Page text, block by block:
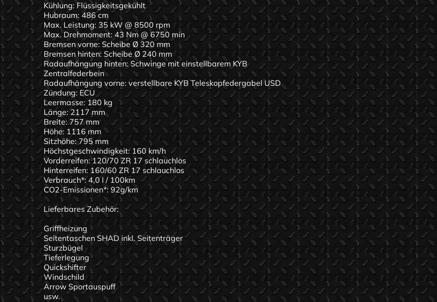
Kühlung: Flüssigkeitsgekühlt
Hubraum: 486 cm
Max. Leistung: 35 kW @ 8500 rpm
Max. Drehmoment: 43 Nm @ 6750 min
Bremsen vorne: Scheibe Ø 320 mm
Bremsen hinten: Scheibe Ø 240 mm
Radaufhängung hinten: Schwinge mit einstellbarem KYB
Zentralfederbein
Radaufhängung vorne: verstellbare KYB Teleskopfedergabel USD
Zündung: ECU
Leermasse: 180 kg
Länge: 2117 mm
Breite: 757 mm
Höhe: 1116 mm
Sitzhöhe: 795 mm
Höchstgeschwindigkeit: 160 km/h
Vorderreifen: 120/70 ZR 17 schlauchlos
Hinterreifen: 160/60 ZR 17 schlauchlos
Verbrauch*: 4,0 l / 100km
CO2-Emissionen*: 92g/km
Lieferbares Zubehör:
Griffheizung
Seitentaschen SHAD inkl. Seitenträger
Sturzbügel
Tieferlegung
Quickshifter
Windschild
Arrow Sportauspuff
usw.